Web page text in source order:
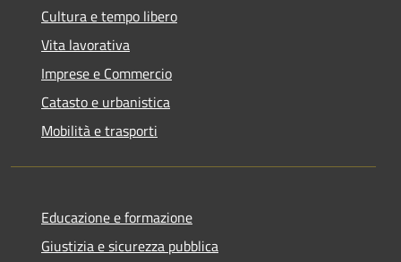
Cultura e tempo libero
Vita lavorativa
Imprese e Commercio
Catasto e urbanistica
Mobilità e trasporti
Educazione e formazione
Giustizia e sicurezza pubblica